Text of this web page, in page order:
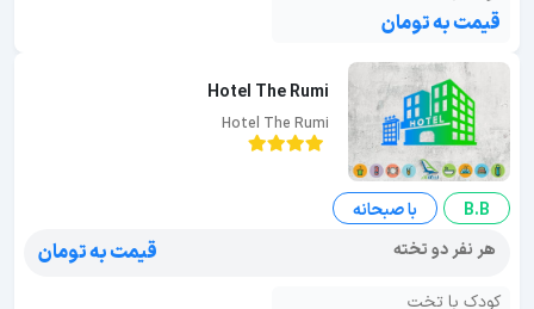
قیمت به تومان
Hotel The Rumi
Hotel The Rumi
B.B
با صبحانه
هر نفر دو تخته
قیمت به تومان
کودک با تخت